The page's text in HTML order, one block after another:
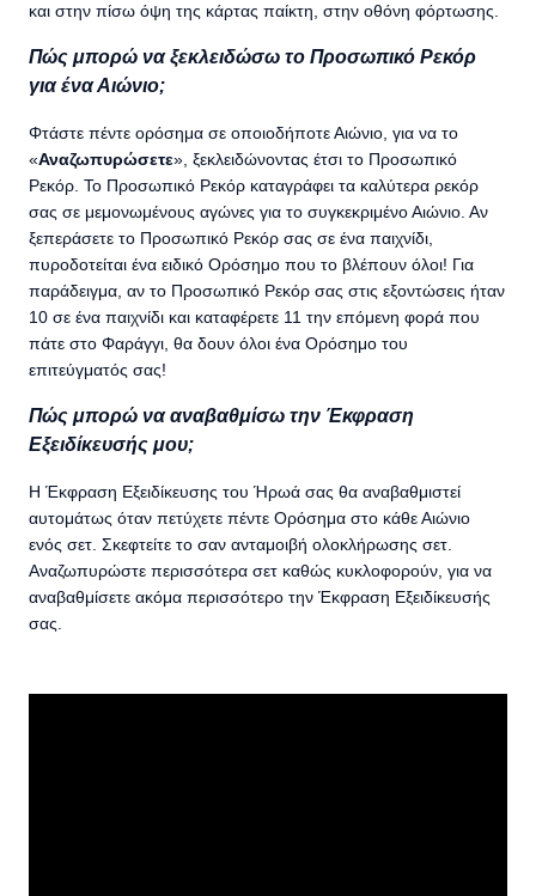
και στην πίσω όψη της κάρτας παίκτη, στην οθόνη φόρτωσης.
Πώς μπορώ να ξεκλειδώσω το Προσωπικό Ρεκόρ
για ένα Αιώνιο;
Φτάστε πέντε ορόσημα σε οποιοδήποτε Αιώνιο, για να το
«Αναζωπυρώσετε», ξεκλειδώνοντας έτσι το Προσωπικό
Ρεκόρ. Το Προσωπικό Ρεκόρ καταγράφει τα καλύτερα ρεκόρ
σας σε μεμονωμένους αγώνες για το συγκεκριμένο Αιώνιο. Αν
ξεπεράσετε το Προσωπικό Ρεκόρ σας σε ένα παιχνίδι,
πυροδοτείται ένα ειδικό Ορόσημο που το βλέπουν όλοι! Για
παράδειγμα, αν το Προσωπικό Ρεκόρ σας στις εξοντώσεις ήταν
10 σε ένα παιχνίδι και καταφέρετε 11 την επόμενη φορά που
πάτε στο Φαράγγι, θα δουν όλοι ένα Ορόσημο του
επιτεύγματός σας!
Πώς μπορώ να αναβαθμίσω την Έκφραση
Εξειδίκευσής μου;
Η Έκφραση Εξειδίκευσης του Ήρωά σας θα αναβαθμιστεί
αυτομάτως όταν πετύχετε πέντε Ορόσημα στο κάθε Αιώνιο
ενός σετ. Σκεφτείτε το σαν ανταμοιβή ολοκλήρωσης σετ.
Αναζωπυρώστε περισσότερα σετ καθώς κυκλοφορούν, για να
αναβαθμίσετε ακόμα περισσότερο την Έκφραση Εξειδίκευσής
σας.